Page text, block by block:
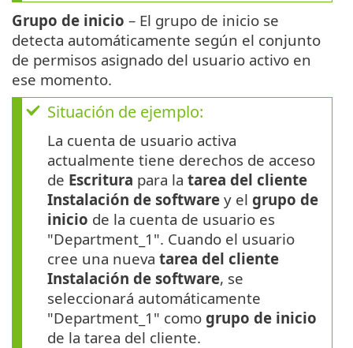
Grupo de inicio – El grupo de inicio se
detecta automáticamente según el conjunto
de permisos asignado del usuario activo en
ese momento.
Situación de ejemplo:
La cuenta de usuario activa
actualmente tiene derechos de acceso
de Escritura para la tarea del cliente
Instalación de software y el grupo de
inicio de la cuenta de usuario es
"Department_1". Cuando el usuario
cree una nueva tarea del cliente
Instalación de software, se
seleccionará automáticamente
"Department_1" como grupo de inicio
de la tarea del cliente.